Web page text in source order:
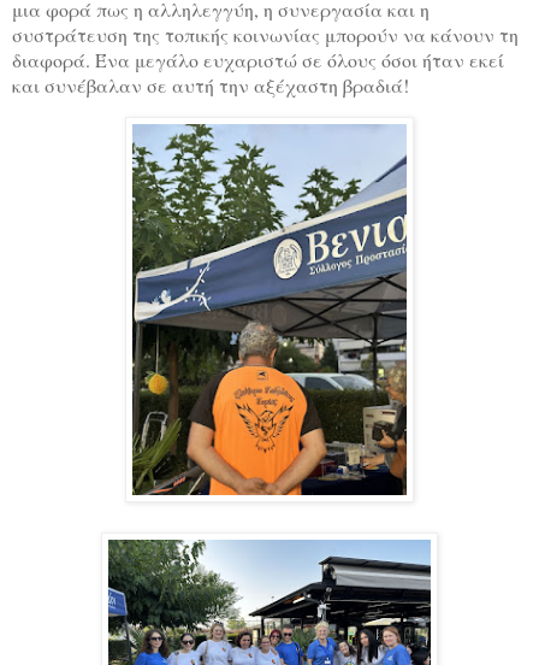
μια φορά πως η αλληλεγγύη, η συνεργασία και η
συστράτευση της τοπικής κοινωνίας μπορούν να κάνουν τη
διαφορά. Ένα μεγάλο ευχαριστώ σε όλους όσοι ήταν εκεί
και συνέβαλαν σε αυτή την αξέχαστη βραδιά!